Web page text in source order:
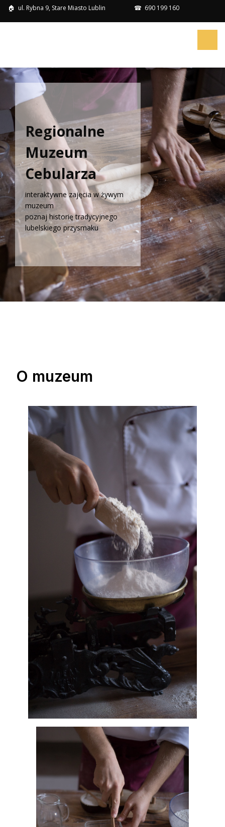
🏠 ul. Rybna 9, Stare Miasto Lublin ☎ 690 199 160
Regionalne
Muzeum
Cebularza
interaktywne zajęcia w żywym
muzeum
poznaj historię tradycyjnego
lubelskiego przysmaku
O muzeum